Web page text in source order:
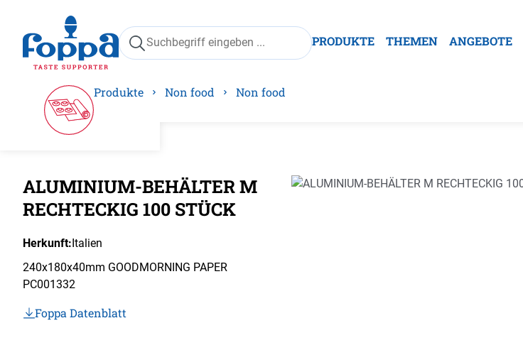
Zur Hauptnavigation springen
PRODUKTE THEMEN ANGEBOTE
Produkte Non food Non food
ALUMINIUM-BEHÄLTER M
RECHTECKIG 100 STÜCK
Herkunft:Italien
240x180x40mm GOODMORNING PAPER
PC001332
Foppa Datenblatt
Bildergalerie überspringen